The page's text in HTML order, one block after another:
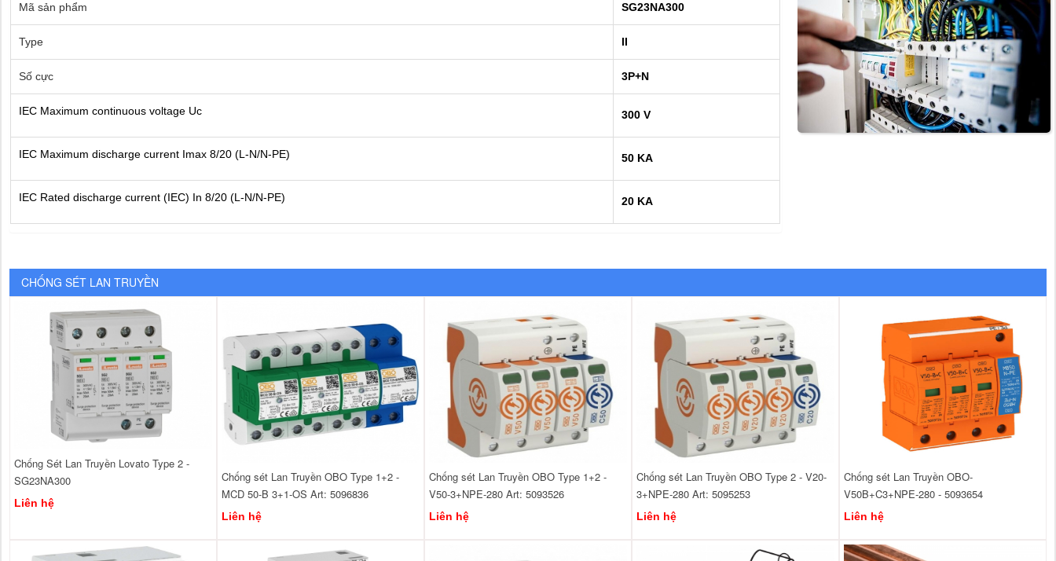
Mã sản phẩm SG23NA300
Type II
Số cực 3P+N
IEC Maximum continuous voltage Uc 300 V
IEC Maximum discharge current Imax 8/20 (L-N/N-PE) 50 KA
IEC Rated discharge current (IEC) In 8/20 (L-N/N-PE) 20 KA
CHỐNG SÉT LAN TRUYỀN
Chống Sét Lan Truyền Lovato Type 2 -
SG23NA300
Liên hệ
Chống sét Lan Truyền OBO Type 1+2 -
MCD 50-B 3+1-OS Art: 5096836
Liên hệ
Chống sét Lan Truyền OBO Type 1+2 -
V50-3+NPE-280 Art: 5093526
Liên hệ
Chống sét Lan Truyền OBO Type 2 - V20-
3+NPE-280 Art: 5095253
Liên hệ
Chống sét Lan Truyền OBO-
V50B+C3+NPE-280 - 5093654
Liên hệ